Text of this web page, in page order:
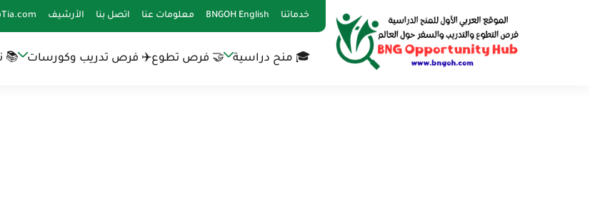
خدماتنا BNGOH English معلومات عنا اتصل بنا الأرشيف
🎓 منح دراسية 🤝 فرص تطوع✈️ فرص تدريب وكورسات 📚